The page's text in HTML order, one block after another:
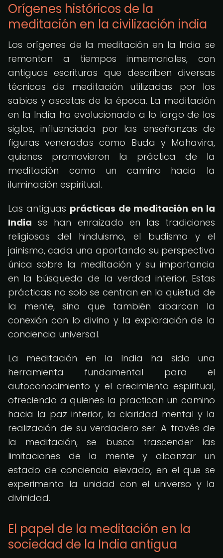
Orígenes históricos de la
meditación en la civilización india
Los orígenes de la meditación en la India se
remontan a tiempos inmemoriales, con
antiguas escrituras que describen diversas
técnicas de meditación utilizadas por los
sabios y ascetas de la época. La meditación
en la India ha evolucionado a lo largo de los
siglos, influenciada por las enseñanzas de
figuras veneradas como Buda y Mahavira,
quienes promovieron la práctica de la
meditación como un camino hacia la
iluminación espiritual.
Las antiguas prácticas de meditación en la
India se han enraizado en las tradiciones
religiosas del hinduismo, el budismo y el
jainismo, cada una aportando su perspectiva
única sobre la meditación y su importancia
en la búsqueda de la verdad interior. Estas
prácticas no solo se centran en la quietud de
la mente, sino que también abarcan la
conexión con lo divino y la exploración de la
conciencia universal.
La meditación en la India ha sido una
herramienta fundamental para el
autoconocimiento y el crecimiento espiritual,
ofreciendo a quienes la practican un camino
hacia la paz interior, la claridad mental y la
realización de su verdadero ser. A través de
la meditación, se busca trascender las
limitaciones de la mente y alcanzar un
estado de conciencia elevado, en el que se
experimenta la unidad con el universo y la
divinidad.
El papel de la meditación en la
sociedad de la India antigua